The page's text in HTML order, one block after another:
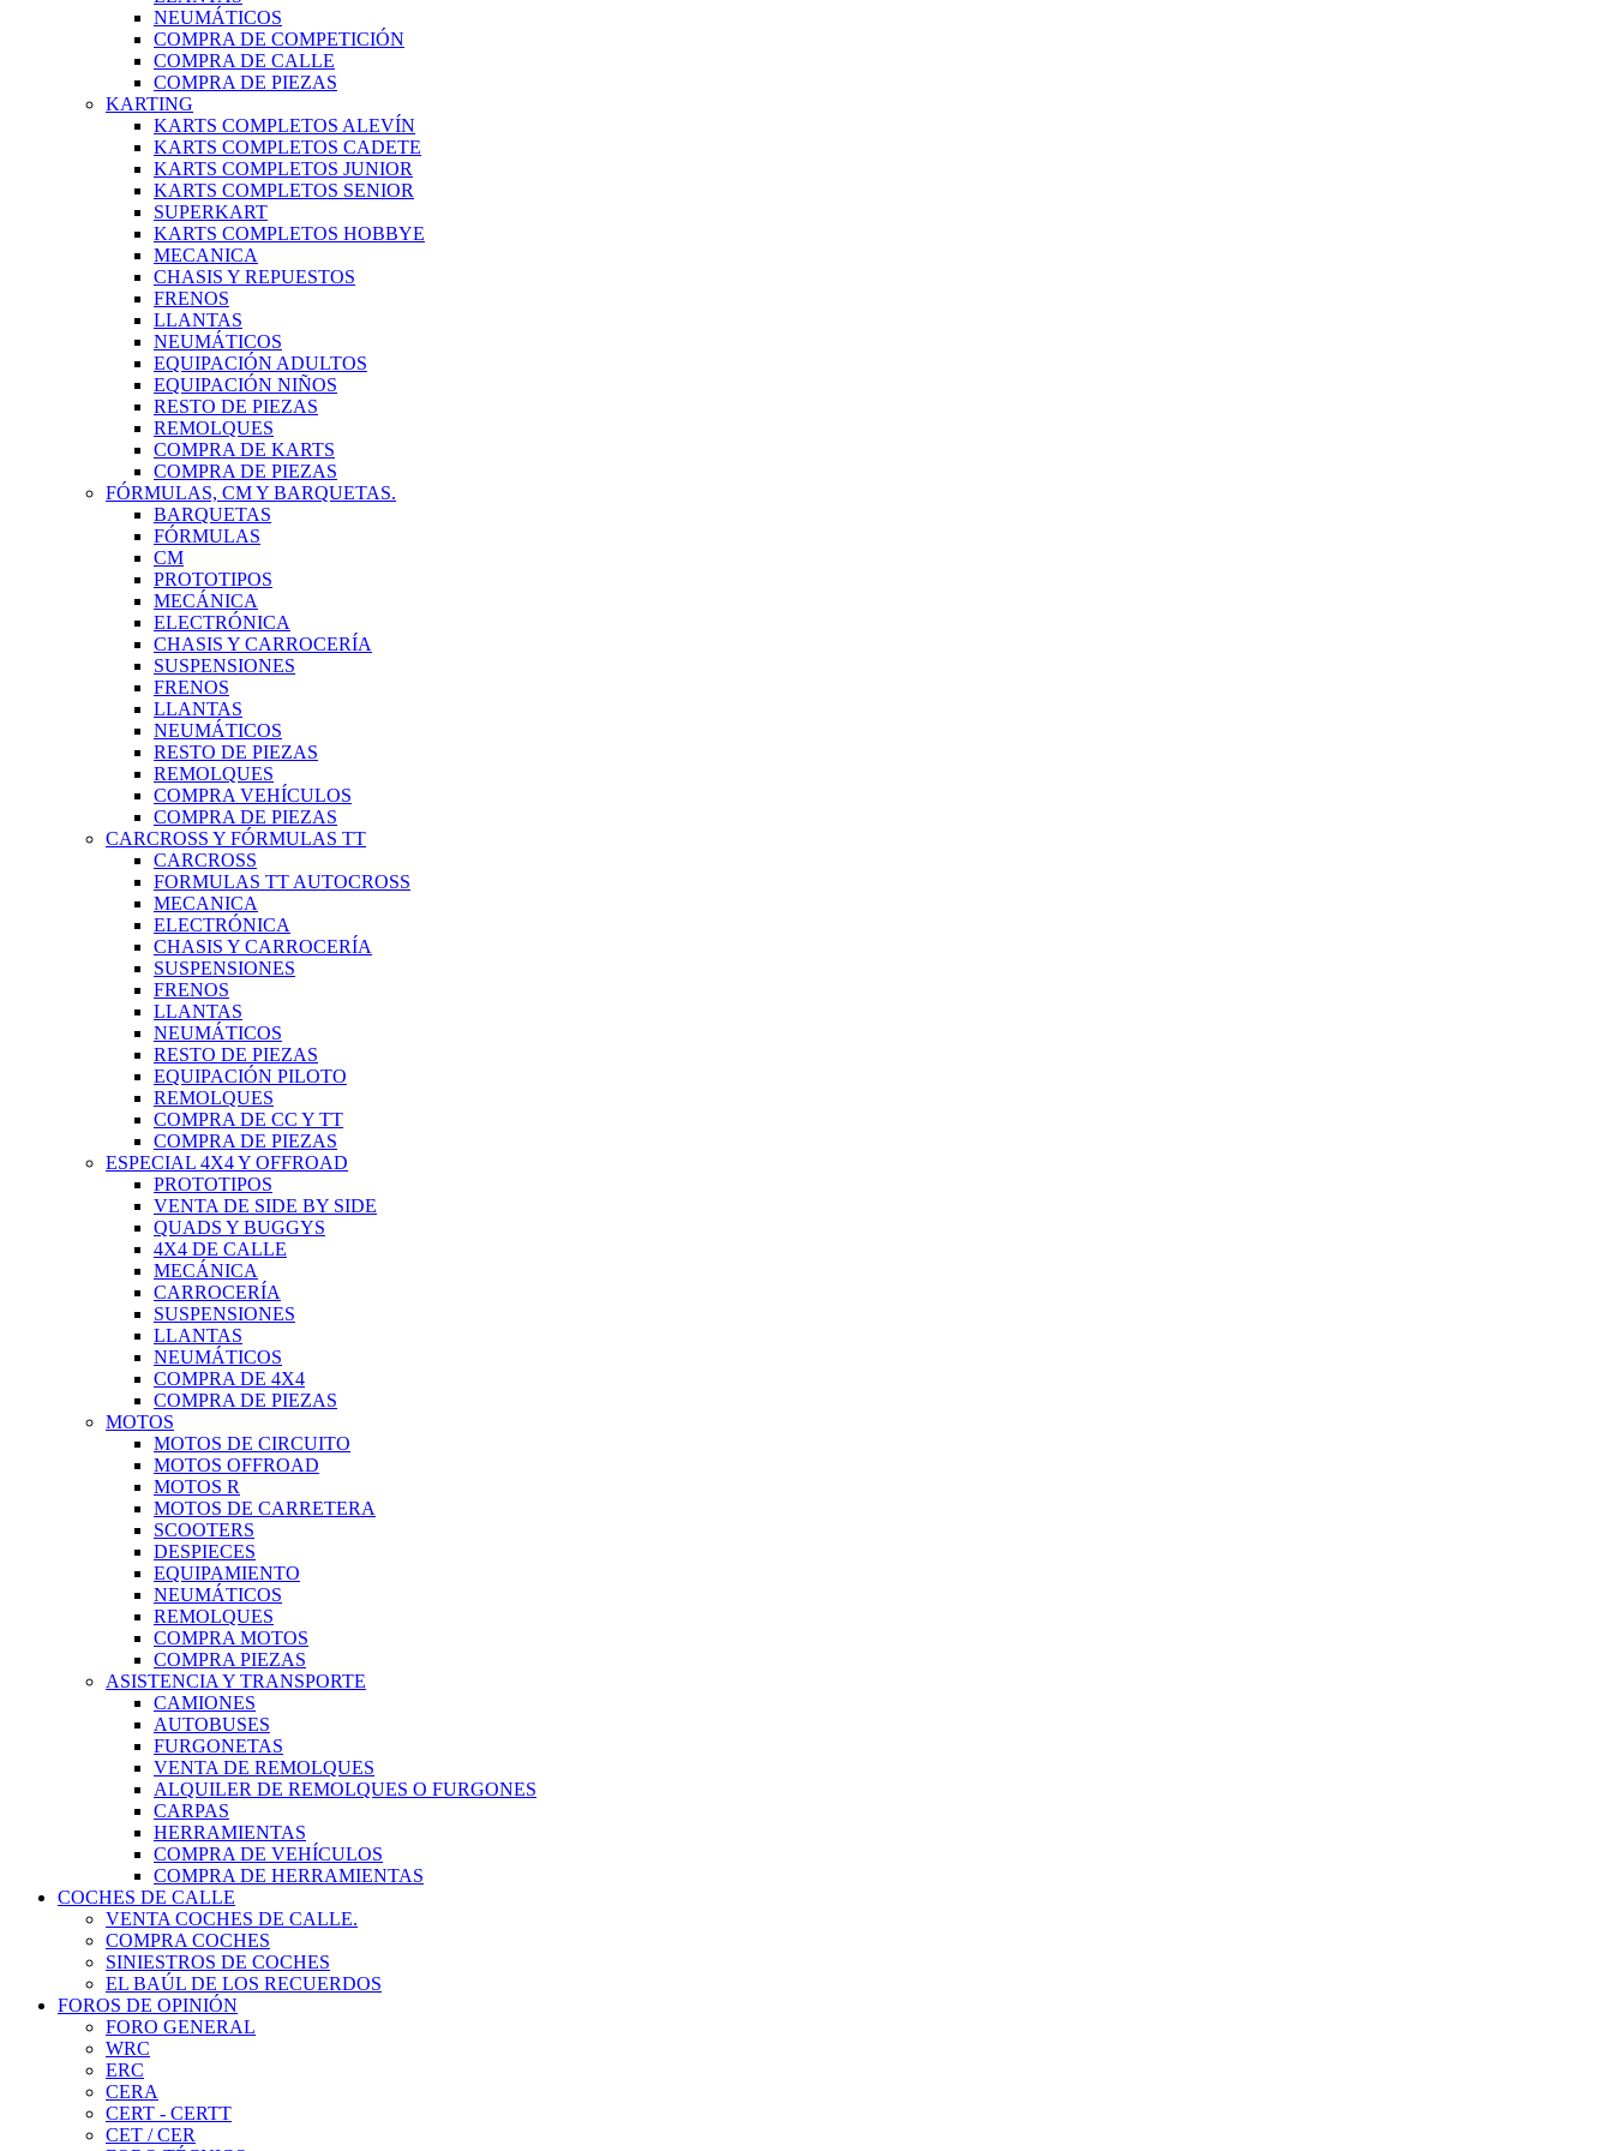
NEUMÁTICOS
COMPRA DE COMPETICIÓN
COMPRA DE CALLE
COMPRA DE PIEZAS
KARTING
KARTS COMPLETOS ALEVÍN
KARTS COMPLETOS CADETE
KARTS COMPLETOS JUNIOR
KARTS COMPLETOS SENIOR
SUPERKART
KARTS COMPLETOS HOBBYE
MECANICA
CHASIS Y REPUESTOS
FRENOS
LLANTAS
NEUMÁTICOS
EQUIPACIÓN ADULTOS
EQUIPACIÓN NIÑOS
RESTO DE PIEZAS
REMOLQUES
COMPRA DE KARTS
COMPRA DE PIEZAS
FÓRMULAS, CM Y BARQUETAS.
BARQUETAS
FÓRMULAS
CM
PROTOTIPOS
MECÁNICA
ELECTRÓNICA
CHASIS Y CARROCERÍA
SUSPENSIONES
FRENOS
LLANTAS
NEUMÁTICOS
RESTO DE PIEZAS
REMOLQUES
COMPRA VEHÍCULOS
COMPRA DE PIEZAS
CARCROSS Y FÓRMULAS TT
CARCROSS
FORMULAS TT AUTOCROSS
MECANICA
ELECTRÓNICA
CHASIS Y CARROCERÍA
SUSPENSIONES
FRENOS
LLANTAS
NEUMÁTICOS
RESTO DE PIEZAS
EQUIPACIÓN PILOTO
REMOLQUES
COMPRA DE CC Y TT
COMPRA DE PIEZAS
ESPECIAL 4X4 Y OFFROAD
PROTOTIPOS
VENTA DE SIDE BY SIDE
QUADS Y BUGGYS
4X4 DE CALLE
MECÁNICA
CARROCERÍA
SUSPENSIONES
LLANTAS
NEUMÁTICOS
COMPRA DE 4X4
COMPRA DE PIEZAS
MOTOS
MOTOS DE CIRCUITO
MOTOS OFFROAD
MOTOS R
MOTOS DE CARRETERA
SCOOTERS
DESPIECES
EQUIPAMIENTO
NEUMÁTICOS
REMOLQUES
COMPRA MOTOS
COMPRA PIEZAS
ASISTENCIA Y TRANSPORTE
CAMIONES
AUTOBUSES
FURGONETAS
VENTA DE REMOLQUES
ALQUILER DE REMOLQUES O FURGONES
CARPAS
HERRAMIENTAS
COMPRA DE VEHÍCULOS
COMPRA DE HERRAMIENTAS
COCHES DE CALLE
VENTA COCHES DE CALLE.
COMPRA COCHES
SINIESTROS DE COCHES
EL BAÚL DE LOS RECUERDOS
FOROS DE OPINIÓN
FORO GENERAL
WRC
ERC
CERA
CERT - CERTT
CET / CER